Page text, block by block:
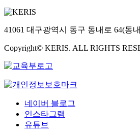
41061 대구광역시 동구 동내로 64(동
Copyright© KERIS. ALL RIGHTS
네이버 블로그
인스타그램
유튜브